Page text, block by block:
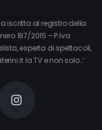
iscritta al registro della
187/2015 – P.Iva
esperta di spettacoli,
la TV e non solo…’